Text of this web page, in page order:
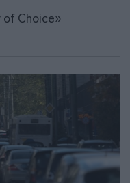
of Choice»